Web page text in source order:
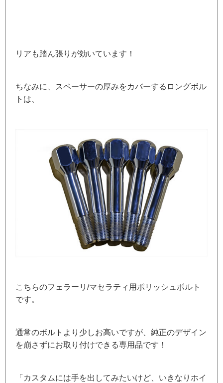
リアも踏ん張りが効いています！
ちなみに、スペーサーの厚みをカバーするロングボル
トは、
こちらのフェラーリ/マセラティ用ポリッシュボルト
です。
通常のボルトより少しお高いですが、純正のデザイン
を崩さずにお取り付けできる専用品です！
「カスタムには手を出してみたいけど、いきなりホイ